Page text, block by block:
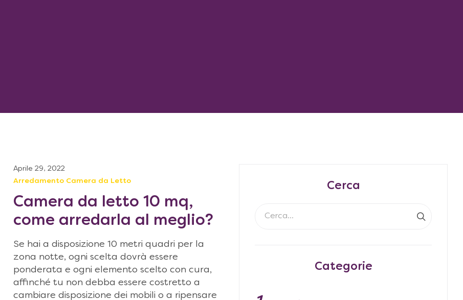
Aprile 29, 2022
Arredamento Camera da Letto
Camera da letto 10 mq,
come arredarla al meglio?
Se hai a disposizione 10 metri quadri per la
zona notte, ogni scelta dovrà essere
ponderata e ogni elemento scelto con cura,
affinché tu non debba essere costretto a
cambiare disposizione dei mobili o a ripensare
Cerca
Categorie